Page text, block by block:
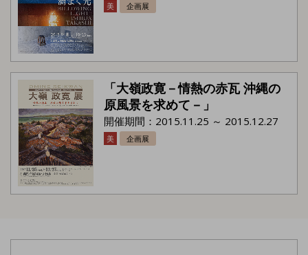
美 企画展
「大嶺政寛－情熱の赤瓦 沖縄の
原風景を求めて－」
開催期間：2015.11.25 ～ 2015.12.27
美 企画展